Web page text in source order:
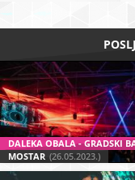
DALEKA OBALA - GRADSKI
MOSTAR (26.05.2023.)